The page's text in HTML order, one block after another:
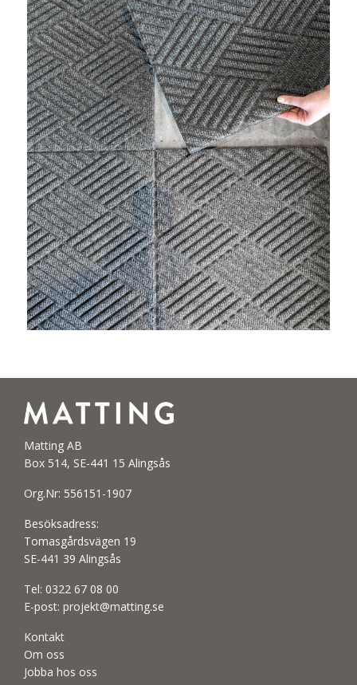
Matting AB
Box 514, SE-441 15 Alingsås
Org.Nr: 556151-1907
Besöksadress:
Tomasgårdsvägen 19
SE-441 39 Alingsås
Tel: 0322 67 08 00
E-post: projekt@matting.se
Kontakt
Om oss
Jobba hos oss